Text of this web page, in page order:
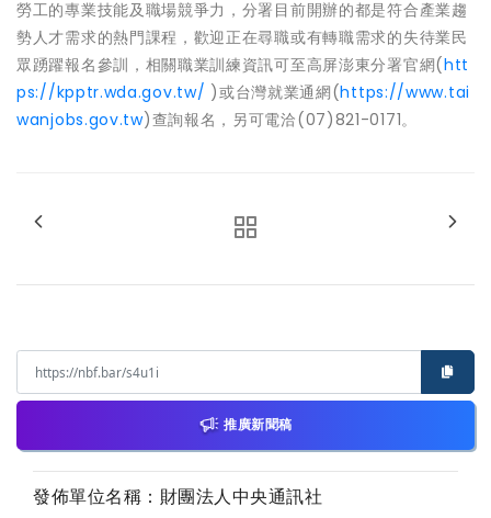
勞工的專業技能及職場競爭力，分署目前開辦的都是符合產業趨
勢人才需求的熱門課程，歡迎正在尋職或有轉職需求的失待業民
眾踴躍報名參訓，相關職業訓練資訊可至高屏澎東分署官網(htt
ps://kpptr.wda.gov.tw/ )或台灣就業通網(https://www.tai
wanjobs.gov.tw)查詢報名，另可電洽(07)821-0171。
推廣新聞稿
發佈單位名稱：財團法人中央通訊社